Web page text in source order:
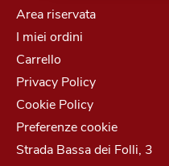
Area riservata
I miei ordini
Carrello
Privacy Policy
Cookie Policy
Preferenze cookie
Strada Bassa dei Folli, 3